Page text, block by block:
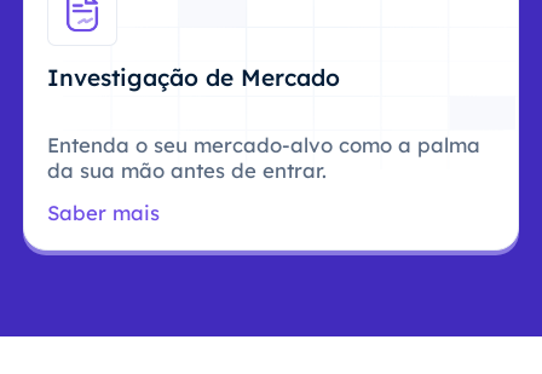
Investigação de Mercado
Entenda o seu mercado-alvo como a palma
da sua mão antes de entrar.
Saber mais